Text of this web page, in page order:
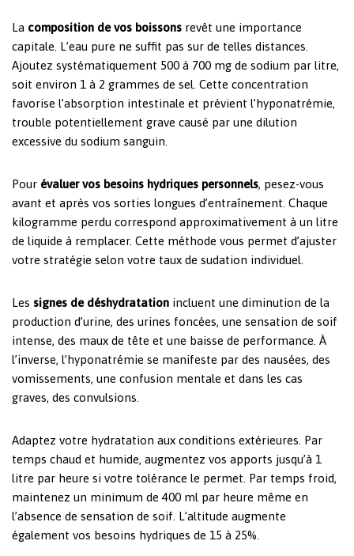
La composition de vos boissons revêt une importance
capitale. L’eau pure ne suffit pas sur de telles distances.
Ajoutez systématiquement 500 à 700 mg de sodium par litre,
soit environ 1 à 2 grammes de sel. Cette concentration
favorise l’absorption intestinale et prévient l’hyponatrémie,
trouble potentiellement grave causé par une dilution
excessive du sodium sanguin.
Pour évaluer vos besoins hydriques personnels, pesez-vous
avant et après vos sorties longues d’entraînement. Chaque
kilogramme perdu correspond approximativement à un litre
de liquide à remplacer. Cette méthode vous permet d’ajuster
votre stratégie selon votre taux de sudation individuel.
Les signes de déshydratation incluent une diminution de la
production d’urine, des urines foncées, une sensation de soif
intense, des maux de tête et une baisse de performance. À
l’inverse, l’hyponatrémie se manifeste par des nausées, des
vomissements, une confusion mentale et dans les cas
graves, des convulsions.
Adaptez votre hydratation aux conditions extérieures. Par
temps chaud et humide, augmentez vos apports jusqu’à 1
litre par heure si votre tolérance le permet. Par temps froid,
maintenez un minimum de 400 ml par heure même en
l’absence de sensation de soif. L’altitude augmente
également vos besoins hydriques de 15 à 25%.